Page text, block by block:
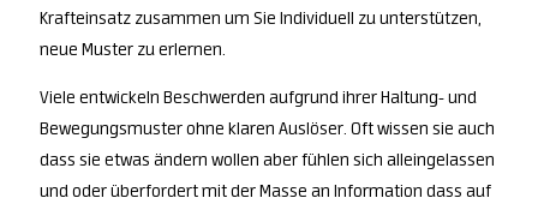
Krafteinsatz zusammen um Sie Individuell zu unterstützen,
neue Muster zu erlernen.
Viele entwickeln Beschwerden aufgrund ihrer Haltung- und
Bewegungsmuster ohne klaren Auslöser. Oft wissen sie auch
dass sie etwas ändern wollen aber fühlen sich alleingelassen
und oder überfordert mit der Masse an Information dass auf